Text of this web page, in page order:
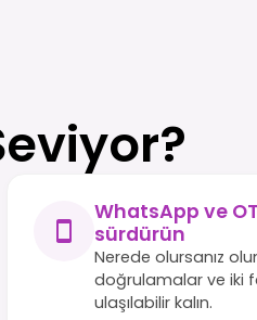
WhatsApp ve
sürdürün
Nerede olursanız
doğrulamalar ve iki
ulaşılabilir kalın.